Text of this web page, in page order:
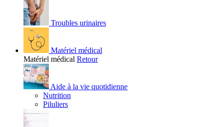
Troubles urinaires
Matériel médical
Matériel médical Retour
Aide à la vie quotidienne
Nutrition
Piluliers